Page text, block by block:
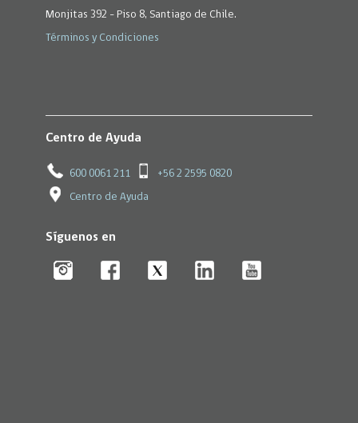
Monjitas 392 - Piso 8, Santiago de Chile.
Términos y Condiciones
Centro de Ayuda
600 0061 211 +56 2 2595 0820
Centro de Ayuda
Síguenos en